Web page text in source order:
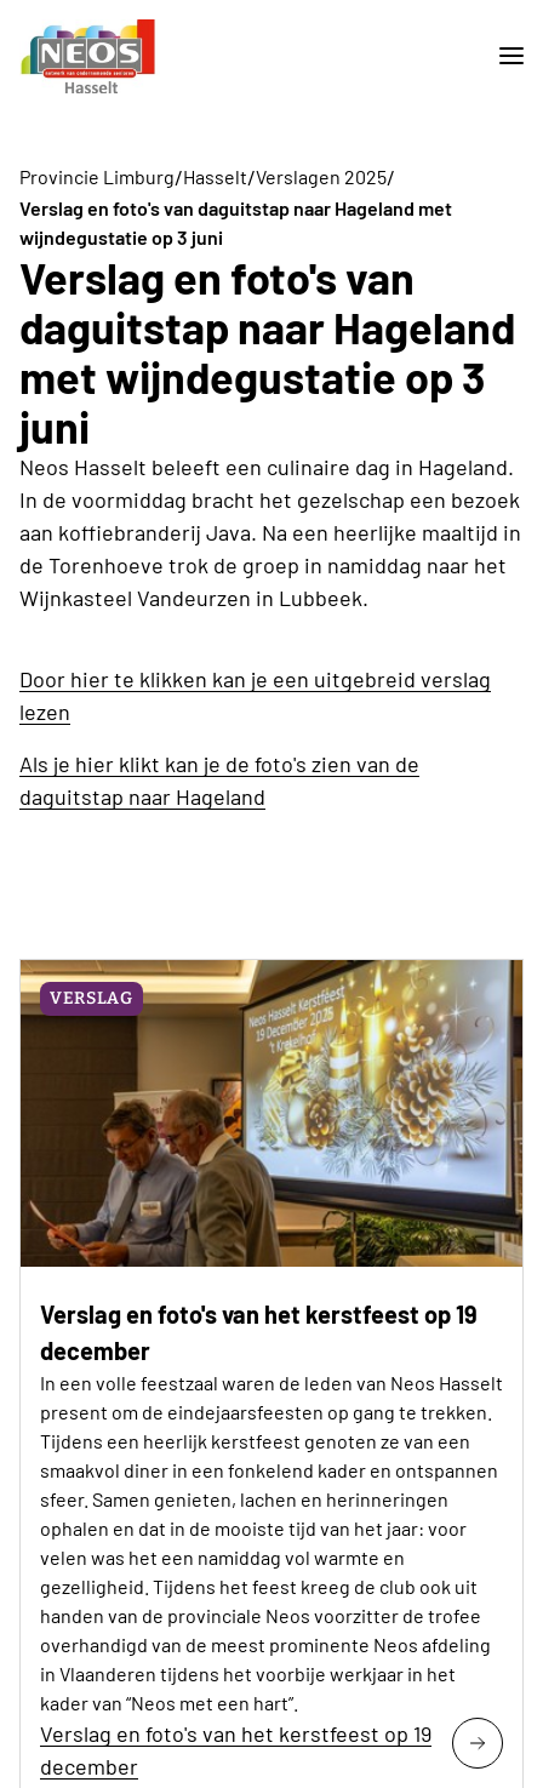
Provincie Limburg/Hasselt/Verslagen 2025/
Verslag en foto's van daguitstap naar Hageland met
wijndegustatie op 3 juni
Verslag en foto's van
daguitstap naar Hageland
met wijndegustatie op 3
juni
Neos Hasselt beleeft een culinaire dag in Hageland.
In de voormiddag bracht het gezelschap een bezoek
aan koffiebranderij Java. Na een heerlijke maaltijd in
de Torenhoeve trok de groep in namiddag naar het
Wijnkasteel Vandeurzen in Lubbeek.
Door hier te klikken kan je een uitgebreid verslag
lezen
Als je hier klikt kan je de foto's zien van de
daguitstap naar Hageland
VERSLAG
Verslag en foto's van het kerstfeest op 19
december
In een volle feestzaal waren de leden van Neos Hasselt
present om de eindejaarsfeesten op gang te trekken.
Tijdens een heerlijk kerstfeest genoten ze van een
smaakvol diner in een fonkelend kader en ontspannen
sfeer. Samen genieten, lachen en herinneringen
ophalen en dat in de mooiste tijd van het jaar: voor
velen was het een namiddag vol warmte en
gezelligheid. Tijdens het feest kreeg de club ook uit
handen van de provinciale Neos voorzitter de trofee
overhandigd van de meest prominente Neos afdeling
in Vlaanderen tijdens het voorbije werkjaar in het
kader van “Neos met een hart”.
Verslag en foto's van het kerstfeest op 19
december